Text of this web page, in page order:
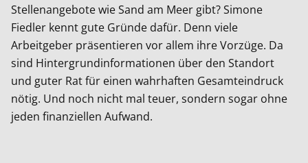
Stellenangebote wie Sand am Meer gibt? Simone
Fiedler kennt gute Gründe dafür. Denn viele
Arbeitgeber präsentieren vor allem ihre Vorzüge. Da
sind Hintergrundinformationen über den Standort
und guter Rat für einen wahrhaften Gesamteindruck
nötig. Und noch nicht mal teuer, sondern sogar ohne
jeden finanziellen Aufwand.